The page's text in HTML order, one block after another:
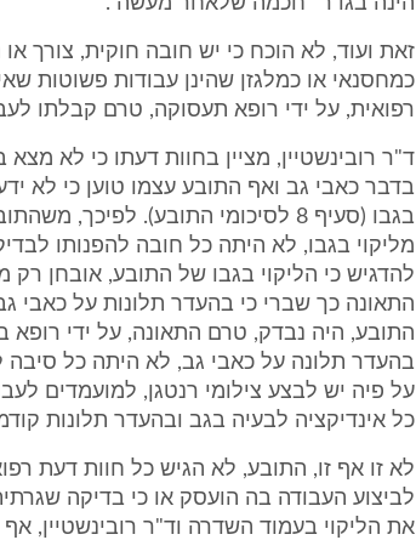
זאת ועוד, לא הוכח כי יש חובה חוקית, צורך
כמחסנאי או כמלגזן שהינן עבודות פשוטות
רפואית, על ידי רופא תעסוקה, טרם קבלתו
ד"ר רובינשטיין, מציין בחוות דעתו כי לא
בדבר כאבי גב ואף התובע עצמו טוען כי לא
בגבו (סעיף 8 לסיכומי התובע).
מליקוי בגבו, לא היתה כל חובה להפנותו
להדגיש כי הליקוי בגבו של התובע, אובחן רק
התאונה כך שברי כי בהעדר תלונות על כאבי
התובע, היה נבדק, טרם התאונה, על ידי רופא
בהעדר תלונה על כאבי גב, לא היתה כל סיבה
על פיה יש לבצע צילומי רנטגן, למועמדים
כל אינדיקציה לבעיה בגב ובהעדר תלונות
לא זו אף זו, התובע, לא הגיש כל חוות דעת
לביצוע העבודה בה הועסק או כי בדיקה
את הליקוי בעמוד השדרה וד"ר רובינשטיין,